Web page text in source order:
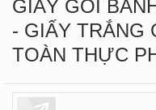
GIẤY GÓI
- GIẤY TRẮNG
TOÀN THỰC